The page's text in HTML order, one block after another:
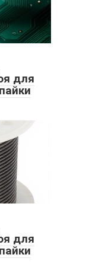
для
для